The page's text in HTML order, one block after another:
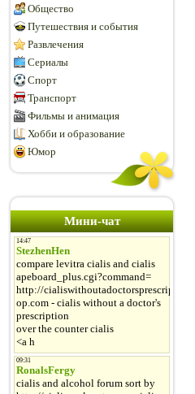
Общество
Путешествия и события
Развлечения
Сериалы
Спорт
Транспорт
Фильмы и анимация
Хобби и образование
Юмор
Мини-чат